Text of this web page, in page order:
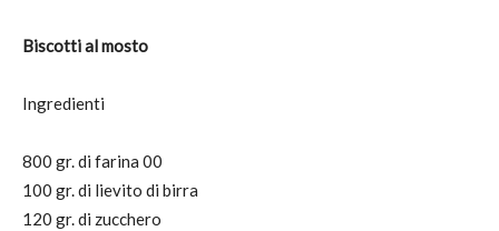
Biscotti al mosto
Ingredienti
800 gr. di farina 00
100 gr. di lievito di birra
120 gr. di zucchero